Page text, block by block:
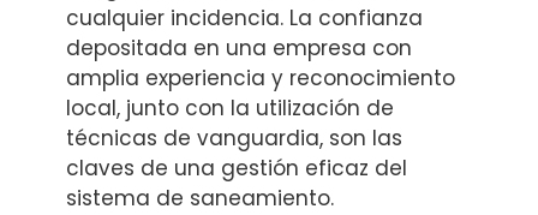
cualquier incidencia. La confianza
depositada en una empresa con
amplia experiencia y reconocimiento
local, junto con la utilización de
técnicas de vanguardia, son las
claves de una gestión eficaz del
sistema de saneamiento.